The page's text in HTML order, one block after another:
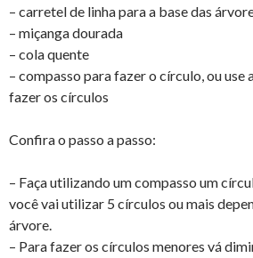
– carretel de linha para a base das
– miçanga dourada
– cola quente
– compasso para fazer o círculo, ou use
fazer os círculos
Confira o passo a passo:
– Faça utilizando um compasso um
você vai utilizar 5 círculos ou mais
árvore.
– Para fazer os círculos menores vá